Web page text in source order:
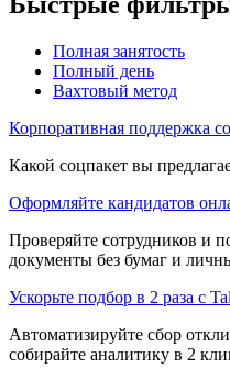
Полная занятость
Полный день
Вахтовый метод
Корпоративная поддержка
Какой соцпакет вы
Оформляйте кандидатов
Проверяйте сотрудников и
документы без бумаг и
Ускорьте подбор в 2 раза с
Автоматизируйте сбор
собирайте аналитику в 2